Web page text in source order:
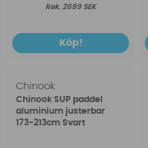
2699 SEK
Köp!
Chinook
Chinook SUP paddel
aluminium justerbar
173-213cm Svart